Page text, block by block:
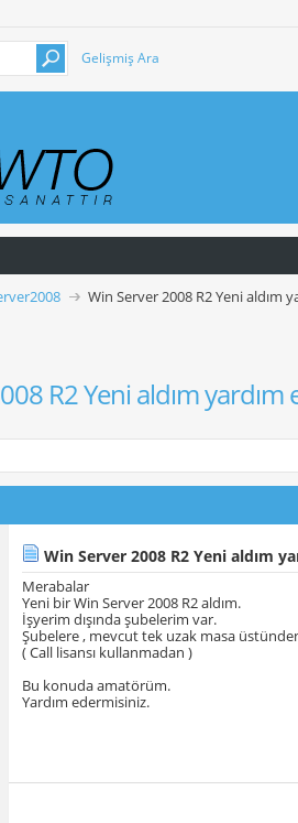
Gelişmiş Ara
Win Server 2008 R2 Yeni aldım
R2 Yeni aldım
Win Server 2008 R2 Yeni aldım
Merabalar
Yeni bir Win Server 2008 R2 aldım.
İşyerim dışında şubelerim var.
Şubelere , mevcut tek uzak masa
( Call lisansı kullanmadan )
Bu konuda amatörüm.
Yardım edermisiniz.